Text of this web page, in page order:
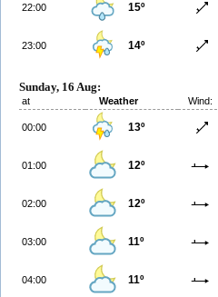
22:00 15º
23:00 14º
Sunday, 16 Aug:
at Weather Wind:
00:00 13º
01:00 12º
02:00 12º
03:00 11º
04:00 11º